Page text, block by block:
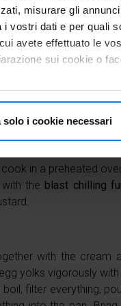
misurare gli
i vostri dati e per quali
avete effettuato le
sui cookie o
vorremmo
il tuo dispositivo,
o ritirare il tuo
i cookie per
solo i cookie necessari
them and grate
salt, the cinnamon
with an electric
slowly.
add the grated
in a preheated
with the blast chilling
with the cream
yolks vigorously with
filter everything,